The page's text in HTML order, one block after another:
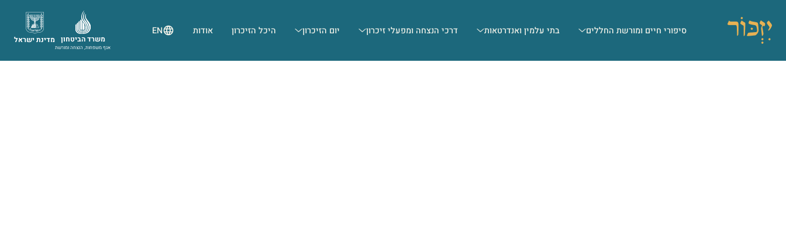
סיפורי חיים ומורשת החללים בתי עלמין ואנדרטאות דרכי הנצחה ומפעלי זיכרון יום הזיכרון היכל הזיכרון אודות EN
מדינת ישראל משרד הביטחון
אגף משפחות, הנצחה ומורשת